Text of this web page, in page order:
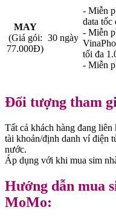
MAY
(Giá gói:
77.000Đ)
30 ngày
- Miễn
data tốc
- Miễn
tối đa
- Miễn
Đối tượng tham
Tất cả khách hàng đang
tài khoản/định danh ví điện
nước.
Áp dụng với khi mua sim
Hướng dẫn mua
MoMo: